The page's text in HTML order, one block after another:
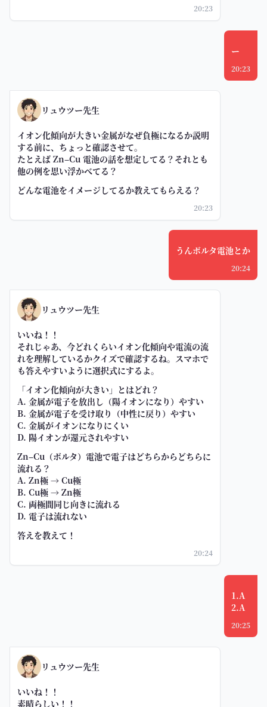
20:23
ー
20:23
リュウツー先生
イオン化傾向が大きい金属がなぜ負極になるか説明
する前に、ちょっと確認させて。
たとえば Zn–Cu 電池の話を想定してる？それとも
他の例を思い浮かべてる？
どんな電池をイメージしてるか教えてもらえる？
20:23
うんボルタ電池とか
20:24
リュウツー先生
いいね！！
それじゃあ、今どれくらいイオン化傾向や電流の流
れを理解しているかクイズで確認するね。スマホで
も答えやすいように選択式にするよ。
「イオン化傾向が大きい」とはどれ？
A. 金属が電子を放出し（陽イオンになり）やすい
B. 金属が電子を受け取り（中性に戻り）やすい
C. 金属がイオンになりにくい
D. 陽イオンが還元されやすい
Zn–Cu（ボルタ）電池で電子はどちらからどちらに
流れる？
A. Zn極 → Cu極
B. Cu極 → Zn極
C. 両極間同じ向きに流れる
D. 電子は流れない
答えを教えて！
20:24
1.A
2.A
20:25
リュウツー先生
いいね！！
素晴らしい！！